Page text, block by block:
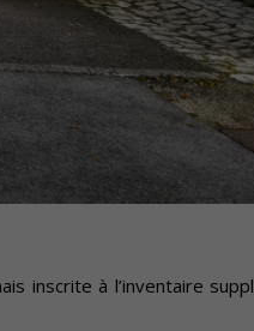
inscrite à l’inventaire